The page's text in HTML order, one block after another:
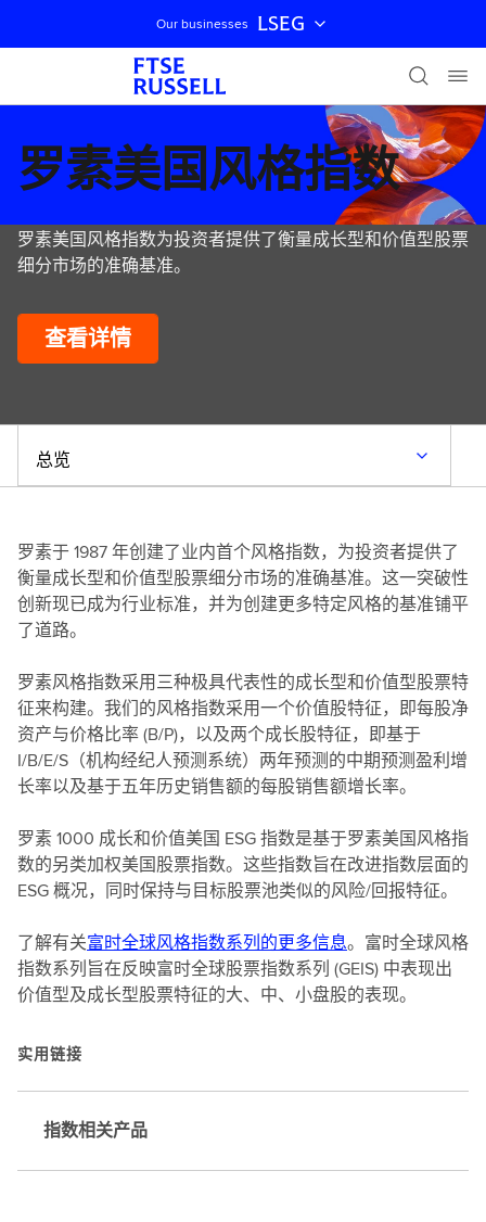
跳过导航
Our businesses LSEG
罗素美国风格指数
罗素美国风格指数为投资者提供了衡量成长型和价值型股票
细分市场的准确基准。
查看详情
总览
罗素于 1987 年创建了业内首个风格指数，为投资者提供了
衡量成长型和价值型股票细分市场的准确基准。这一突破性
创新现已成为行业标准，并为创建更多特定风格的基准铺平
了道路。
罗素风格指数采用三种极具代表性的成长型和价值型股票特
征来构建。我们的风格指数采用一个价值股特征，即每股净
资产与价格比率 (B/P)，以及两个成长股特征，即基于
I/B/E/S（机构经纪人预测系统）两年预测的中期预测盈利增
长率以及基于五年历史销售额的每股销售额增长率。
罗素 1000 成长和价值美国 ESG 指数是基于罗素美国风格指
数的另类加权美国股票指数。这些指数旨在改进指数层面的
ESG 概况，同时保持与目标股票池类似的风险/回报特征。
了解有关富时全球风格指数系列的更多信息。富时全球风格
指数系列旨在反映富时全球股票指数系列 (GEIS) 中表现出
价值型及成长型股票特征的大、中、小盘股的表现。
实用链接
指数相关产品